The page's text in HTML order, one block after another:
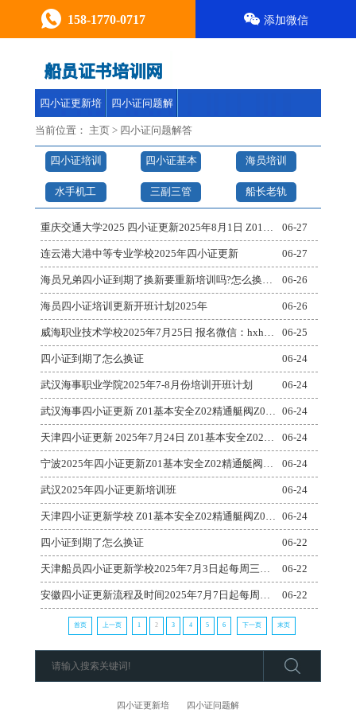
四小证更新培
训
四小证问题解
答
158-1770-0717 添加微信
当前位置： 主页 > 四小证问题解答
四小证培训
报名
四小证基本
安全
海员培训
水手机工 三副三管 船长老轨
06-27
连云港大港中等专业学校2025年四小证更新 06-27
06-26
海员四小证培训更新开班计划2025年 06-26
06-25
四小证到期了怎么换证 06-24
武汉海事职业学院2025年7-8月份培训开班计划 06-24
06-24
06-24
06-24
武汉2025年四小证更新培训班 06-24
06-24
四小证到期了怎么换证 06-22
06-22
06-22
首页 上一页 1 2 3 4 5 6 下一页 末页
四小证更新培 四小证问题解